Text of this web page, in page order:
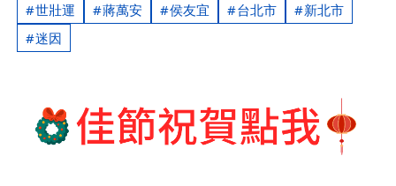
世壯運 蔣萬安 侯友宜 台北市
新北市
迷因